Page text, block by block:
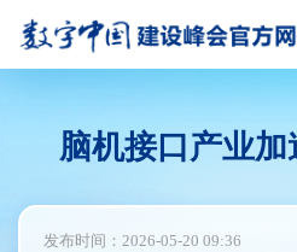
脑机接口产业
发布时间：2026-05-20 09:36